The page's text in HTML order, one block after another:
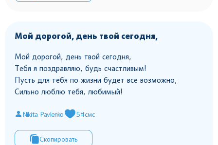
Мой дорогой, день твой сегодня,
Мой дорогой, день твой сегодня,
Тебя я поздравляю, будь счастливым!
Пусть для тебя по жизни будет все возможно,
Сильно люблю тебя, любимый!
Nikita Pavlenko 5#смс
Скопировать